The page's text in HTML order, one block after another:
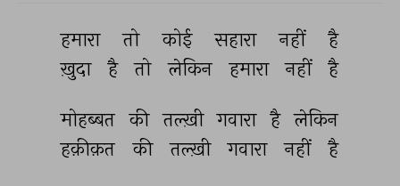
हमारा तो कोई सहारा नहीं
है
ख़ुदा
है तो लेकिन हमारा नहीं है
मोहब्बत की तल्ख़ी गवारा है लेकिन
हक़ीक़त
की तल्ख़ी गवारा नहीं है